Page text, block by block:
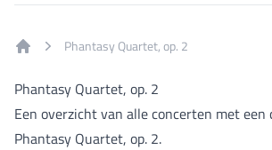
Phantasy Quartet, op. 2
Phantasy Quartet, op. 2
Een overzicht van alle concerten met een
Phantasy Quartet, op. 2.